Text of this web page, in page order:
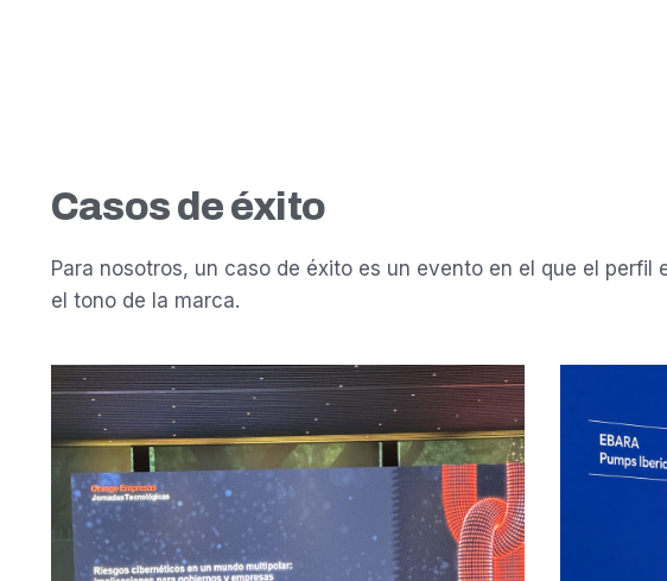
Casos de éxito
Para nosotros, un caso de éxito es un evento en el que el
el tono de la marca.